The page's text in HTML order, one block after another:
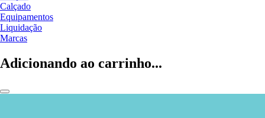
Calçado
Equipamentos
Liquidação
Marcas
Adicionando ao carrinho...